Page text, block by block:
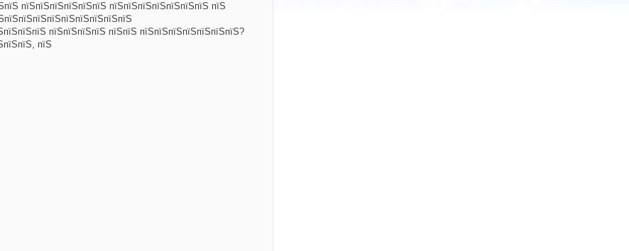
пїЅпїЅпїЅпїЅпїЅпїЅ пїЅпїЅпїЅпїЅпїЅпїЅпїЅ пїЅ
пїЅпїЅпїЅпїЅ пїЅпїЅ пїЅпїЅпїЅпїЅпїЅпїЅпїЅ?
пїЅ